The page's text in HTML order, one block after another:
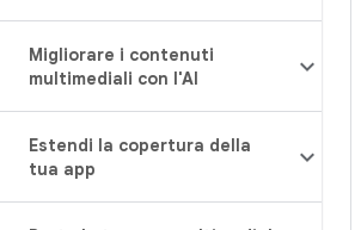
Migliorare i contenuti
multimediali con l'AI
Estendi la copertura della
tua app